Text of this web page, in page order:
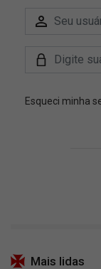
Mais lidas